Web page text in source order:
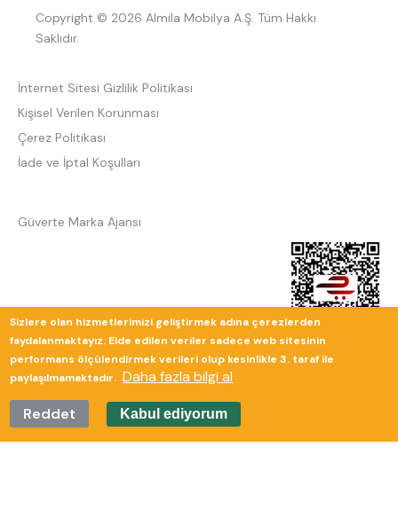
Copyright © 2026 Almila Mobilya A.Ş. Tüm Hakkı
Saklıdır.
İnternet Sitesi Gizlilik Politikası
Kişisel Verilen Korunması
Çerez Politikası
İade ve İptal Koşulları
Güverte Marka Ajansı
Sizlere olan hizmetlerimizi geliştirmek adına çerezlerden
faydalanmaktayız. Elde edilen veriler sadece web sitesinin
performans ölçülendirmek verileri olup kesinlikle 3. taraf ile
paylaşılmamaktadır. Daha fazla bilgi al
Reddet
Kabul ediyorum